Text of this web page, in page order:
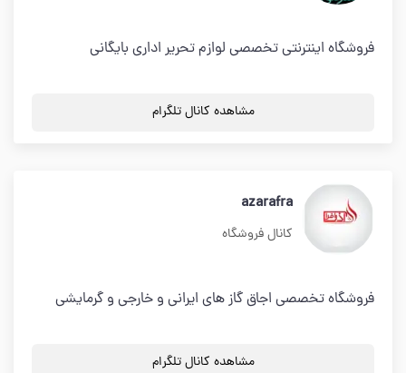
فروشگاه اینترنتی تخصصی لوازم تحریر اداری بایگانی
مشاهده کانال تلگرام
azarafra
کانال فروشگاه
فروشگاه تخصصی اجاق گاز های ایرانی و خارجی و گرمایشی
مشاهده کانال تلگرام